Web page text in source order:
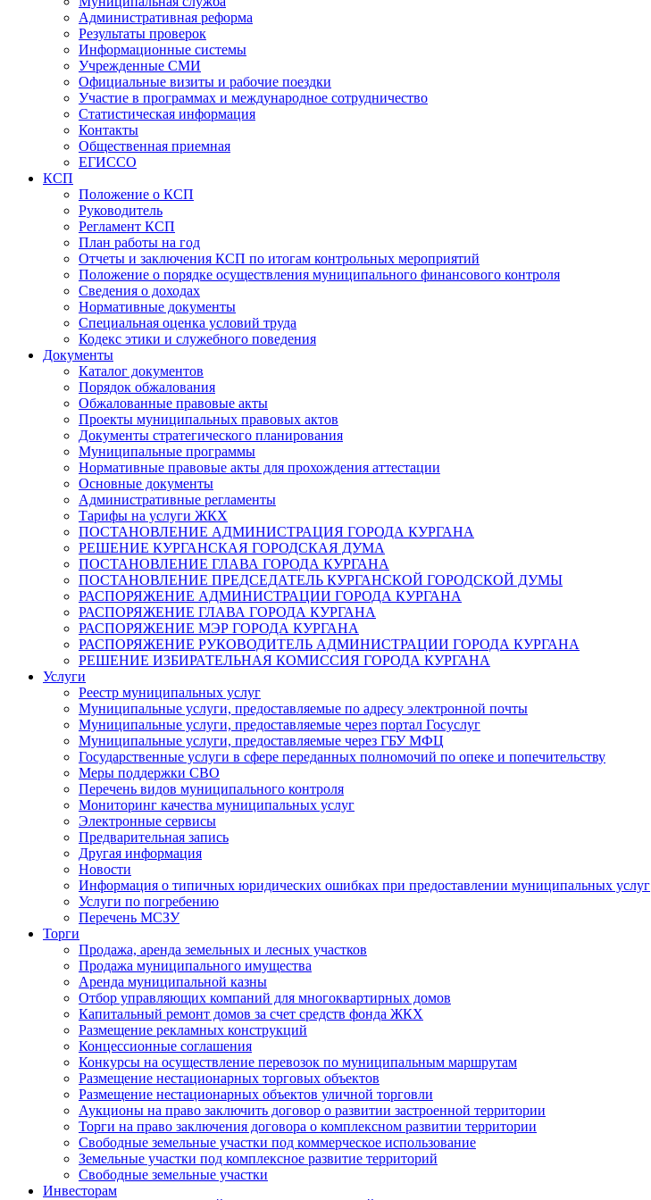
Административная реформа
Результаты проверок
Информационные системы
Учрежденные СМИ
Официальные визиты и рабочие поездки
Участие в программах и международное сотрудничество
Статистическая информация
Контакты
Общественная приемная
ЕГИССО
КСП
Положение о КСП
Руководитель
Регламент КСП
План работы на год
Отчеты и заключения КСП по итогам контрольных мероприятий
Положение о порядке осуществления муниципального финансового контроля
Сведения о доходах
Нормативные документы
Специальная оценка условий труда
Кодекс этики и служебного поведения
Документы
Каталог документов
Порядок обжалования
Обжалованные правовые акты
Проекты муниципальных правовых актов
Документы стратегического планирования
Муниципальные программы
Нормативные правовые акты для прохождения аттестации
Основные документы
Административные регламенты
Тарифы на услуги ЖКХ
ПОСТАНОВЛЕНИЕ АДМИНИСТРАЦИЯ ГОРОДА КУРГАНА
РЕШЕНИЕ КУРГАНСКАЯ ГОРОДСКАЯ ДУМА
ПОСТАНОВЛЕНИЕ ГЛАВА ГОРОДА КУРГАНА
ПОСТАНОВЛЕНИЕ ПРЕДСЕДАТЕЛЬ КУРГАНСКОЙ ГОРОДСКОЙ ДУМЫ
РАСПОРЯЖЕНИЕ АДМИНИСТРАЦИИ ГОРОДА КУРГАНА
РАСПОРЯЖЕНИЕ ГЛАВА ГОРОДА КУРГАНА
РАСПОРЯЖЕНИЕ МЭР ГОРОДА КУРГАНА
РАСПОРЯЖЕНИЕ РУКОВОДИТЕЛЬ АДМИНИСТРАЦИИ ГОРОДА КУРГАНА
РЕШЕНИЕ ИЗБИРАТЕЛЬНАЯ КОМИССИЯ ГОРОДА КУРГАНА
Услуги
Реестр муниципальных услуг
Муниципальные услуги, предоставляемые по адресу электронной почты
Муниципальные услуги, предоставляемые через портал Госуслуг
Муниципальные услуги, предоставляемые через ГБУ МФЦ
Государственные услуги в сфере переданных полномочий по опеке и попечительству
Меры поддержки СВО
Перечень видов муниципального контроля
Мониторинг качества муниципальных услуг
Электронные сервисы
Предварительная запись
Другая информация
Новости
Информация о типичных юридических ошибках при предоставлении муниципальных услуг
Услуги по погребению
Перечень МСЗУ
Торги
Продажа, аренда земельных и лесных участков
Продажа муниципального имущества
Аренда муниципальной казны
Отбор управляющих компаний для многоквартирных домов
Капитальный ремонт домов за счет средств фонда ЖКХ
Размещение рекламных конструкций
Концессионные соглашения
Конкурсы на осуществление перевозок по муниципальным маршрутам
Размещение нестационарных торговых объектов
Размещение нестационарных объектов уличной торговли
Аукционы на право заключить договор о развитии застроенной территории
Торги на право заключения договора о комплексном развитии территории
Свободные земельные участки под коммерческое использование
Земельные участки под комплексное развитие территорий
Свободные земельные участки
Инвесторам